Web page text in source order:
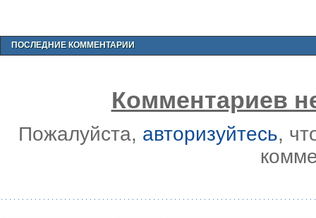
ПОСЛЕДНИЕ КОММЕНТАРИИ
Комментариев
Пожалуйста, авторизуйтесь,